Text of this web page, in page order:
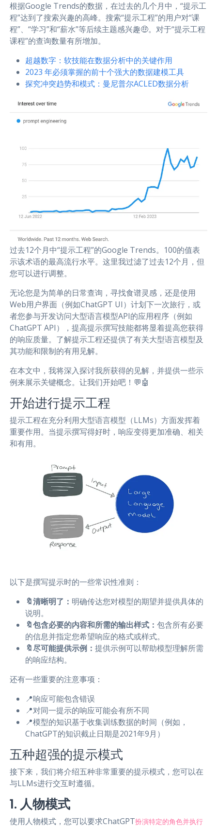
根据Google Trends的数据，在过去的几个月中，“提示工
程”达到了搜索兴趣的高峰。搜索“提示工程”的用户对“课
程”、“学习”和“薪水”等后续主题感兴趣🤑。对于“提示工程
课程”的查询数量有所增加。
超越数字：软技能在数据分析中的关键作用
2023 年必须掌握的前十个强大的数据建模工具
探究冲突趋势和模式：曼尼普尔ACLED数据分析
过去12个月中“提示工程”的Google Trends。100的值表
示该术语的最高流行水平。这里我过滤了过去12个月，但
您可以进行调整。
无论您是为简单的日常查询，寻找食谱灵感，还是使用
Web用户界面（例如ChatGPT UI）计划下一次旅行，或
者您参与开发访问大型语言模型API的应用程序（例如
ChatGPT API），提高提示撰写技能都将显着提高您获得
的响应质量。了解提示工程还提供了有关大型语言模型及
其功能和限制的有用见解。
在本文中，我将深入探讨我所获得的见解，并提供一些示
例来展示关键概念。让我们开始吧！💬🤖
开始进行提示工程
提示工程在充分利用大型语言模型（LLMs）方面发挥着
重要作用。当提示撰写得好时，响应变得更加准确、相关
和有用。
以下是撰写提示时的一些常识性准则：
🔖清晰明了： 明确传达您对模型的期望并提供具体的
说明。
🔖包含必要的内容和所需的输出样式： 包含所有必要
的信息并指定您希望响应的格式或样式。
🔖尽可能提供示例： 提供示例可以帮助模型理解所需
的响应结构。
还有一些重要的注意事项：
📍响应可能包含错误
📍对同一提示的响应可能会有所不同
📍模型的知识基于收集训练数据的时间（例如，
ChatGPT的知识截止日期是2021年9月）
五种超强的提示模式
接下来，我们将介绍五种非常重要的提示模式，您可以在
与LLMs进行交互时遵循。
1. 人物模式
使用人物模式，您可以要求ChatGPT扮演特定的角色并执行